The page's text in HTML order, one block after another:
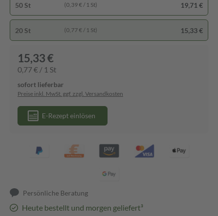
50 St (0,39 € / 1 St) 19,71 €
20 St (0,77 € / 1 St) 15,33 €
15,33 €
0,77 € / 1 St
sofort lieferbar
Preise inkl. MwSt. ggf. zzgl. Versandkosten
E-Rezept einlösen
Persönliche Beratung
Heute bestellt und morgen geliefert³